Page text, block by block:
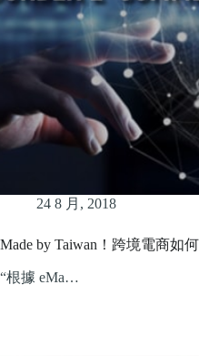
24 8 月, 2018
Made by Taiwan！跨境電商如
“根據 eMa…